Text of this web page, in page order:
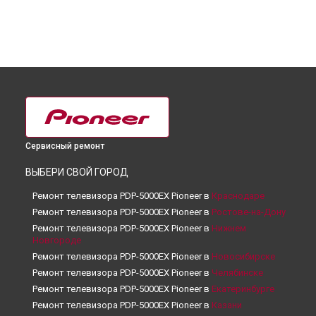
Сервисный ремонт
ВЫБЕРИ СВОЙ ГОРОД
Ремонт телевизора PDP-5000EX Pioneer в Краснодаре
Ремонт телевизора PDP-5000EX Pioneer в Ростове-на-Дону
Ремонт телевизора PDP-5000EX Pioneer в Нижнем
Новгороде
Ремонт телевизора PDP-5000EX Pioneer в Новосибирске
Ремонт телевизора PDP-5000EX Pioneer в Челябинске
Ремонт телевизора PDP-5000EX Pioneer в Екатеринбурге
Ремонт телевизора PDP-5000EX Pioneer в Казани